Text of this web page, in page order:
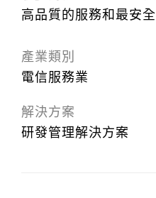
高品質的服務和最安
產業類別
電信服務業
解決方案
研發管理解決方案